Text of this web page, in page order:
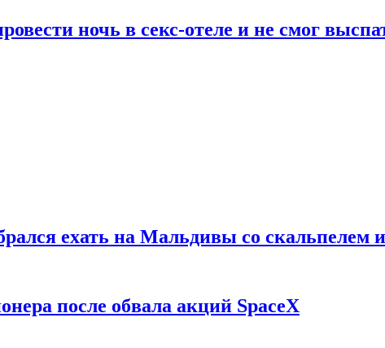
ночь в секс-отеле и не смог
ехать на Мальдивы со скальпелем
после обвала акций SpaceX